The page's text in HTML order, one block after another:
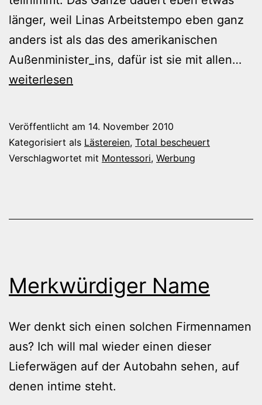
länger, weil Linas Arbeitstempo eben ganz
anders ist als das des amerikanischen
Außenminister_ins, dafür ist sie mit allen…
weiterlesen
Veröffentlicht am 14. November 2010
Kategorisiert als Lästereien, Total bescheuert
Verschlagwortet mit Montessori, Werbung
Merkwürdiger Name
Wer denkt sich einen solchen Firmennamen
aus? Ich will mal wieder einen dieser
Lieferwägen auf der Autobahn sehen, auf
denen intime steht.